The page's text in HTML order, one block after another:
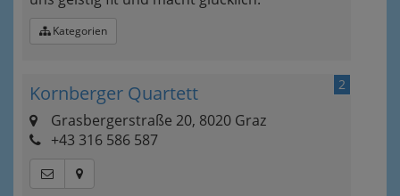
Kategorien
2
Kornberger Quartett
Grasbergerstraße 20, 8020 Graz
+43 316 586 587